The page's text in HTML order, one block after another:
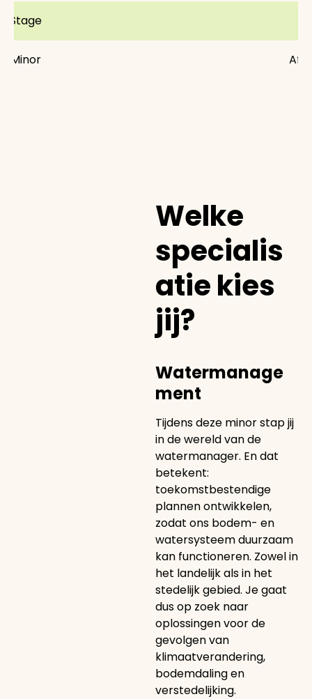
Stage
Minor
Welke
specialis
atie kies
jij?
Watermanage
ment
Tijdens deze minor stap jij
in de wereld van de
watermanager. En dat
betekent:
toekomstbestendige
plannen ontwikkelen,
zodat ons bodem- en
watersysteem duurzaam
kan functioneren. Zowel in
het landelijk als in het
stedelijk gebied. Je gaat
dus op zoek naar
oplossingen voor de
gevolgen van
klimaatverandering,
bodemdaling en
verstedelijking.